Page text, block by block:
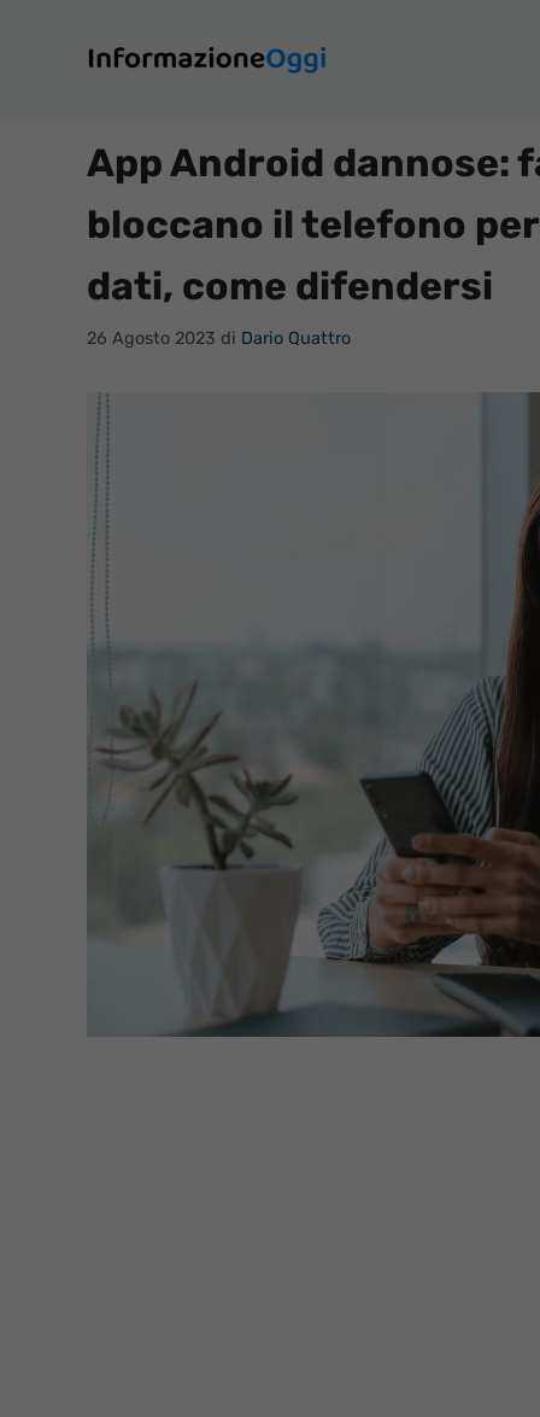
contenuto
App Android dannose:
bloccano il telefono
dati, come difendersi
26 Agosto 2023 di Dario Quattro